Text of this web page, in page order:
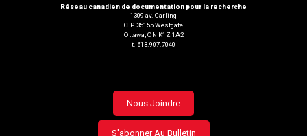
Réseau canadien de documentation pour la recherche
1309 av. Carling
C.P. 35155 Westgate
Ottawa, ON K1Z 1A2
t. 613.907.7040
Footer
menu
Nous Joindre
S'abonner Au Bulletin